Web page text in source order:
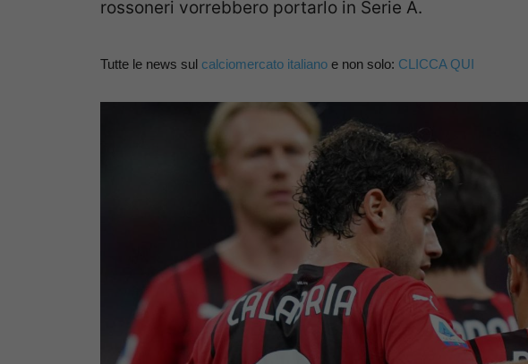
rossoneri vorrebbero portarlo in Serie A.
Tutte le news sul calciomercato italiano e non solo: CLICCA QUI